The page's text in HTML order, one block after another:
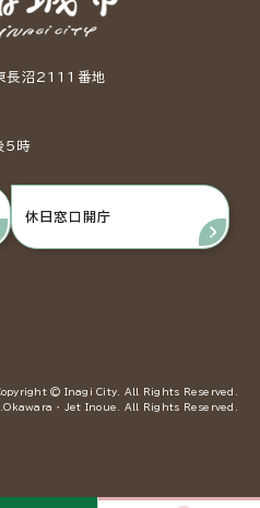
沼2111番地
5時
休日窓口開庁
© Inagi City. All Rights Reserved.
・ Jet Inoue. All Rights Reserved.